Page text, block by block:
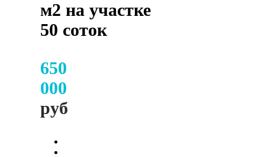
м2 на участке
50 соток
650
000
руб